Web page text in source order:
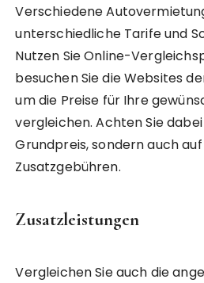
Verschiedene
unterschiedliche Tarife und
Nutzen Sie Online-
besuchen Sie die Websites
um die Preise für Ihre
vergleichen. Achten Sie
Grundpreis, sondern auch
Zusatzgebühren.
Zusatzleistungen
Vergleichen Sie auch die